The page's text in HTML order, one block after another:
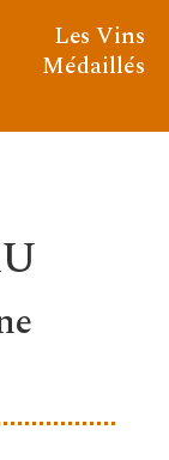
Les Vins
Médaillés